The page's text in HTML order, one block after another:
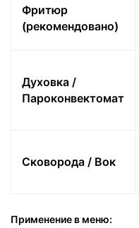
Фритюр
(рекомендовано)
Духовка /
Пароконвектомат
Сковорода / Вок
Применение в меню: